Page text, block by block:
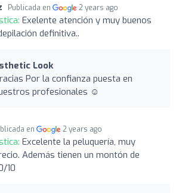
Publicada en 2 years ago
Exelente atención y muy buenos
definitiva..
Look
Por la confianza puesta en
profesionales ☺️
en 2 years ago
Excelente la peluquería, muy
Además tienen un montón de
10